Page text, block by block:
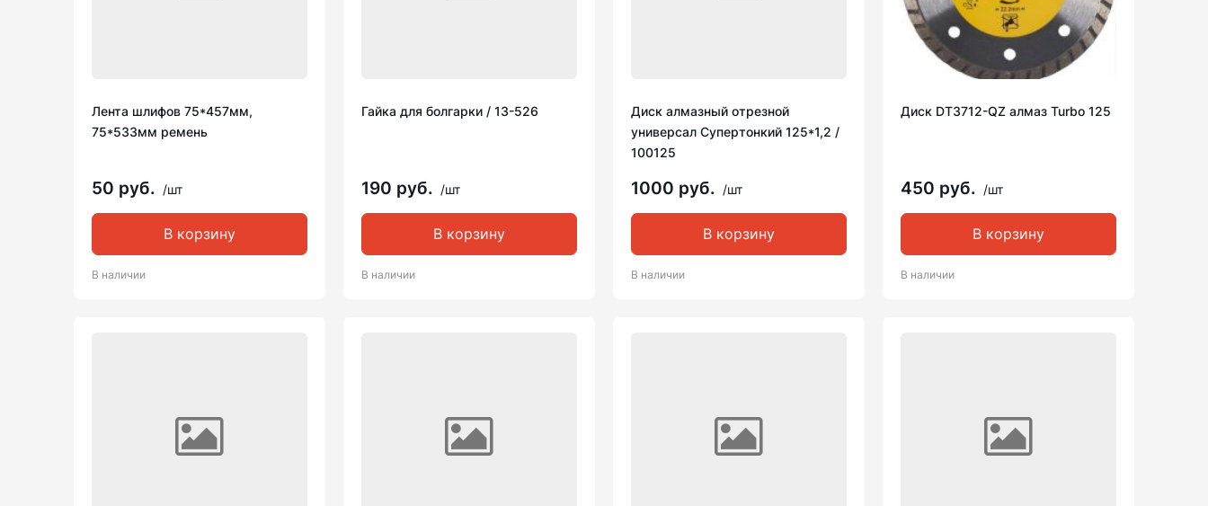
Лента шлифов 75*457мм,
75*533мм ремень
50 руб. /шт
В корзину
В наличии
Гайка для болгарки / 13-526
190 руб. /шт
В корзину
В наличии
Диск алмазный отрезной
универсал Супертонкий 125*1,2 /
100125
1000 руб. /шт
В корзину
В наличии
Диск DT3712-QZ алмаз Turbo 125
450 руб. /шт
В корзину
В наличии